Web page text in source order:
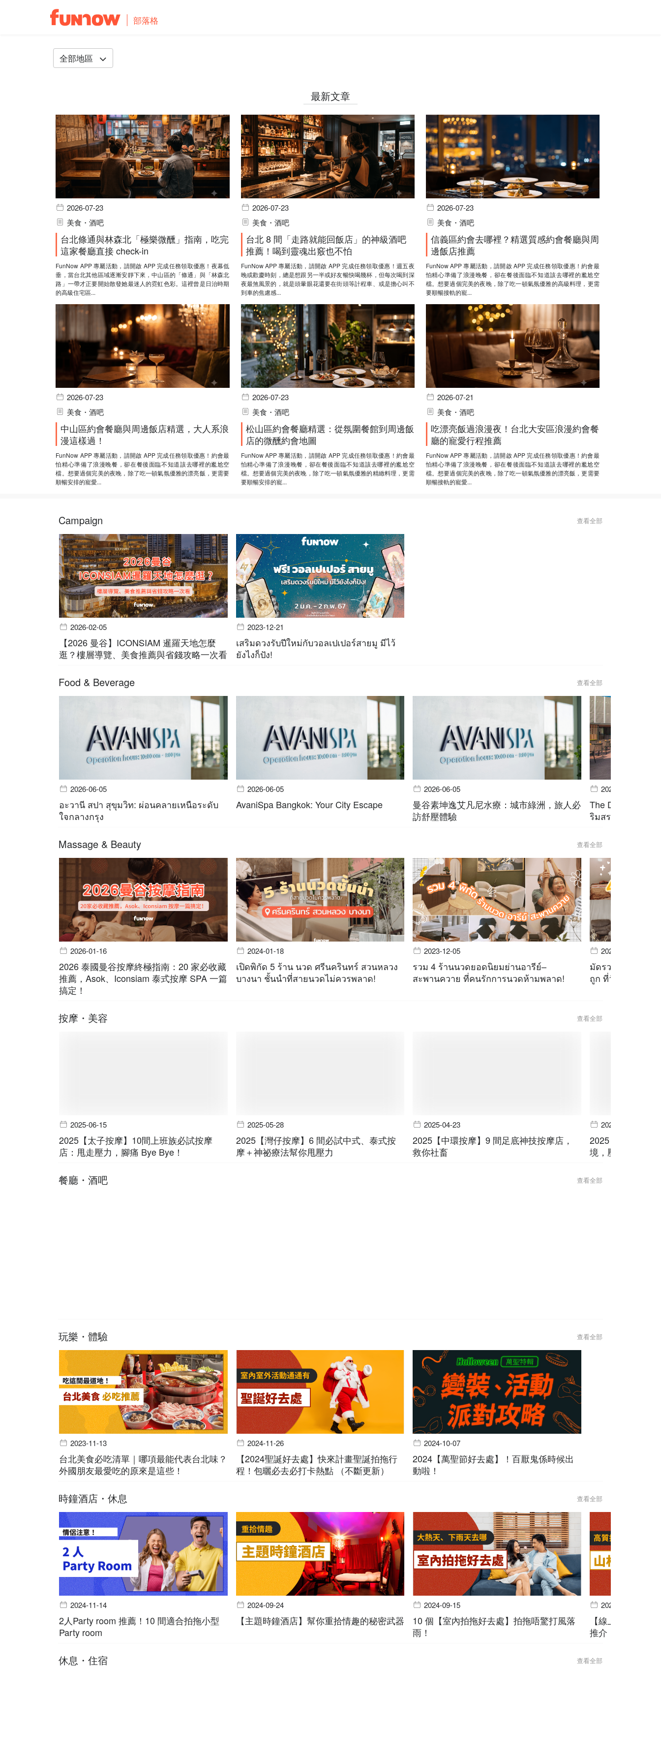
部落格
全部地區
最新文章
2026-07-23
美食・酒吧
台北條通與林森北「極樂微醺」指南，吃完
這家餐廳直接 check-in
FunNow APP 專屬活動，請開啟 APP 完成任務領取優惠！夜幕低
垂，當台北其他區域逐漸安靜下來，中山區的「條通」與「林森北
路」一帶才正要開始散發她最迷人的霓虹色彩。這裡曾是日治時期
的高級住宅區...
2026-07-23
美食・酒吧
台北 8 間「走路就能回飯店」的神級酒吧
推薦！喝到靈魂出竅也不怕
FunNow APP 專屬活動，請開啟 APP 完成任務領取優惠！週五夜
晚或歡慶時刻，總是想跟另一半或好友暢快喝幾杯，但每次喝到深
夜最煞風景的，就是頭暈眼花還要在街頭等計程車、或是擔心叫不
到車的焦慮感...
2026-07-23
美食・酒吧
信義區約會去哪裡？精選質感約會餐廳與周
邊飯店推薦
FunNow APP 專屬活動，請開啟 APP 完成任務領取優惠！約會最
怕精心準備了浪漫晚餐，卻在餐後面臨不知道該去哪裡的尷尬空
檔。想要過個完美的夜晚，除了吃一頓氣氛優雅的高級料理，更需
要順暢接軌的寵...
2026-07-23
美食・酒吧
中山區約會餐廳與周邊飯店精選，大人系浪
漫這樣過！
FunNow APP 專屬活動，請開啟 APP 完成任務領取優惠！約會最
怕精心準備了浪漫晚餐，卻在餐後面臨不知道該去哪裡的尷尬空
檔。想要過個完美的夜晚，除了吃一頓氣氛優雅的漂亮飯，更需要
順暢安排的寵愛...
2026-07-23
美食・酒吧
松山區約會餐廳精選：從氛圍餐館到周邊飯
店的微醺約會地圖
FunNow APP 專屬活動，請開啟 APP 完成任務領取優惠！約會最
怕精心準備了浪漫晚餐，卻在餐後面臨不知道該去哪裡的尷尬空
檔。想要過個完美的夜晚，除了吃一頓氣氛優雅的精緻料理，更需
要順暢安排的寵...
2026-07-21
美食・酒吧
吃漂亮飯過浪漫夜！台北大安區浪漫約會餐
廳的寵愛行程推薦
FunNow APP 專屬活動，請開啟 APP 完成任務領取優惠！約會最
怕精心準備了浪漫晚餐，卻在餐後面臨不知道該去哪裡的尷尬空
檔。想要過個完美的夜晚，除了吃一頓氣氛優雅的漂亮飯，更需要
順暢接軌的寵愛...
Campaign 查看全部
2026-02-05
【2026 曼谷】ICONSIAM 暹羅天地怎麼
逛？樓層導覽、美食推薦與省錢攻略一次看
2023-12-21
เสริมดวงรับปีใหม่กับวอลเปเปอร์สายมู มีไว้
ยังไงก็ปัง!
Food & Beverage 查看全部
2026-06-05
อะวานี สปา สุขุมวิท: ผ่อนคลายเหนือระดับ
ใจกลางกรุง
2026-06-05
AvaniSpa Bangkok: Your City Escape
2026-06-05
曼谷素坤逸艾凡尼水療：城市綠洲，旅人必
訪舒壓體驗
2026-06-05
The Deck @
ริมสระ สุขุมวิท บ
Massage & Beauty 查看全部
2026-01-16
2026 泰國曼谷按摩終極指南：20 家必收藏
推薦，Asok、Iconsiam 泰式按摩 SPA 一篇
搞定！
2024-01-18
เปิดพิกัด 5 ร้าน นวด ศรีนครินทร์ สวนหลวง
บางนา ชั้นนำที่สายนวดไม่ควรพลาด!
2023-12-05
รวม 4 ร้านนวดยอดนิยมย่านอารีย์–
สะพานควาย ที่คนรักการนวดห้ามพลาด!
2023-11-28
มัดรวม 4 ร้านนว
ถูก ที่วัยรุ่นตัวตึงไ
按摩・美容 查看全部
2025-06-15
2025【太子按摩】10間上班族必試按摩
店：甩走壓力，腳痛 Bye Bye！
2025-05-28
2025【灣仔按摩】6 間必試中式、泰式按
摩＋神祕療法幫你甩壓力
2025-04-23
2025【中環按摩】9 間足底神技按摩店，
救你社畜
2025-04-02
2025【屯門按摩
境，壓力 bye
餐廳・酒吧 查看全部
玩樂・體驗 查看全部
2023-11-13
台北美食必吃清單｜哪項最能代表台北味？
外國朋友最愛吃的原來是這些！
2024-11-26
【2024聖誕好去處】快來計畫聖誕拍拖行
程！包曬必去必打卡熱點 （不斷更新）
2024-10-07
2024【萬聖節好去處】！百厭鬼係時候出
動啦！
時鐘酒店・休息 查看全部
2024-11-14
2人Party room 推薦！10 間適合拍拖小型
Party room
2024-09-24
【主題時鐘酒店】幫你重拾情趣的秘密武器
2024-09-15
10 個【室內拍拖好去處】拍拖唔驚打風落
雨！
2024-06-19
【線上預訂】山
推介
休息・住宿 查看全部